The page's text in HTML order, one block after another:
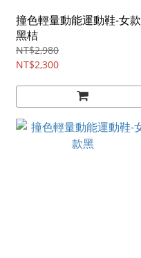
撞色輕量動能運動鞋-女款
黑桔
NT$2,980
NT$2,300